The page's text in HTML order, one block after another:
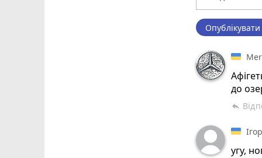
до
reply
Ігор
угу,